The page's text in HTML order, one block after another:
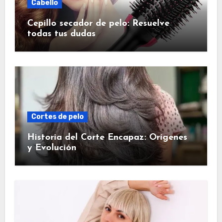
Cabello
Cepillo secador de pelo: Resuelve
todas tus dudas
Cortes de pelo
Historia del Corte Encapaz: Orígenes
y Evolución